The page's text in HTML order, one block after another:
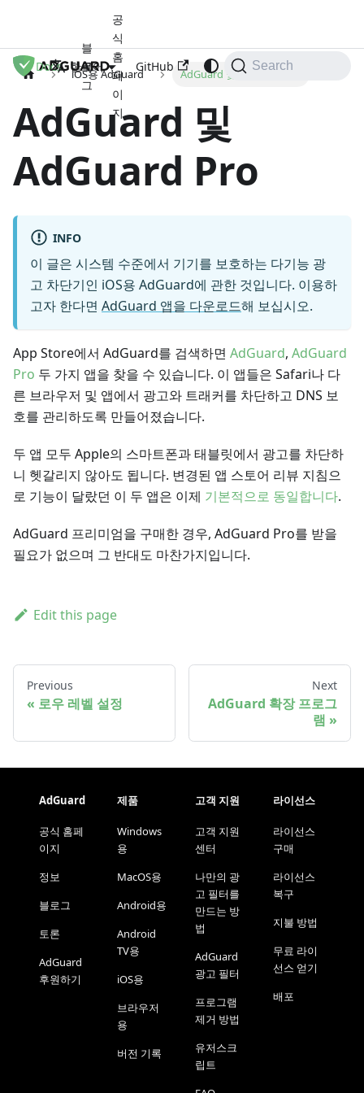
Docs
블
로
그
공
식
홈
페
이
지
한국어 GitHub Search
iOS용 AdGuard AdGuard 및 AdGuard Pro
AdGuard 및
AdGuard Pro
INFO
이 글은 시스템 수준에서 기기를 보호하는 다기능 광
고 차단기인 iOS용 AdGuard에 관한 것입니다. 이용하
고자 한다면 AdGuard 앱을 다운로드해 보십시오.
App Store에서 AdGuard를 검색하면 AdGuard, AdGuard
Pro 두 가지 앱을 찾을 수 있습니다. 이 앱들은 Safari나 다
른 브라우저 및 앱에서 광고와 트래커를 차단하고 DNS 보
호를 관리하도록 만들어졌습니다.
두 앱 모두 Apple의 스마트폰과 태블릿에서 광고를 차단하
니 헷갈리지 않아도 됩니다. 변경된 앱 스토어 리뷰 지침으
로 기능이 달랐던 이 두 앱은 이제 기본적으로 동일합니다.
AdGuard 프리미엄을 구매한 경우, AdGuard Pro를 받을
필요가 없으며 그 반대도 마찬가지입니다.
Edit this page
Previous
로우 레벨 설정
Next
AdGuard 확장 프로그
램
AdGuard
공식 홈페
이지
정보
블로그
토론
AdGuard
후원하기
제품
Windows
용
MacOS용
Android용
Android
TV용
iOS용
브라우저
용
버전 기록
고객 지원
고객 지원
센터
나만의 광
고 필터를
만드는 방
법
AdGuard
광고 필터
프로그램
제거 방법
유저스크
립트
라이선스
라이선스
구매
라이선스
복구
지불 방법
무료 라이
선스 얻기
배포